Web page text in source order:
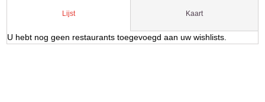
Lijst Kaart
U hebt nog geen restaurants toegevoegd aan uw wishlists.